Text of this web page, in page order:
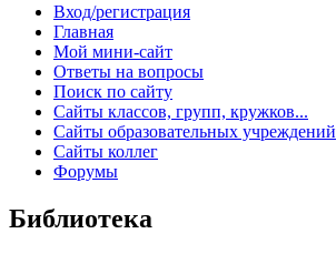
Вход/регистрация
Главная
Мой мини-сайт
Ответы на вопросы
Поиск по сайту
Сайты классов, групп, кружков...
Сайты образовательных учреждений
Сайты коллег
Форумы
Библиотека